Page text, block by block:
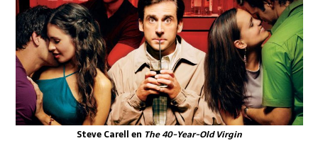
Steve Carell en The 40-Year-Old Virgin